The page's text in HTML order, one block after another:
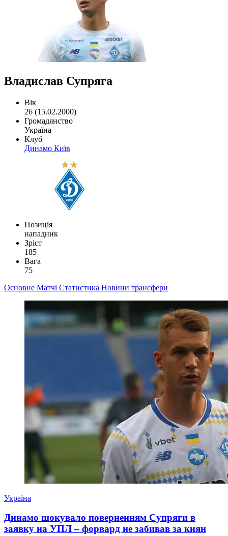
Владислав Супряга
Вік
26 (15.02.2000)
Громадянство
Україна
Клуб
Динамо Київ
Позиція
нападник
Зріст
185
Вага
75
Основне Матчі Статистика Новини трансфери
Україна
Динамо шокувало поверненням Супряги в
заявку на УПЛ – форвард не забивав за киян